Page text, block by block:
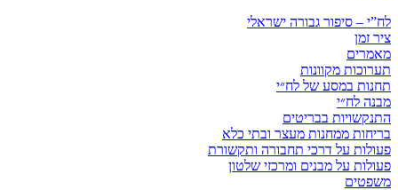
לח”י – סיפור גבורה ישראלי
ציר זמן
מאמרים
תערוכות מקוונות
תחנות במסע של לח״י
מבנה לח״י
התנקשויות בבריטים
בריחות ממחנות מעצר ובתי כלא
פעולות על דרכי תחבורה ותקשורת
פעולות על מבנים ומרכזי שלטון
משפטים